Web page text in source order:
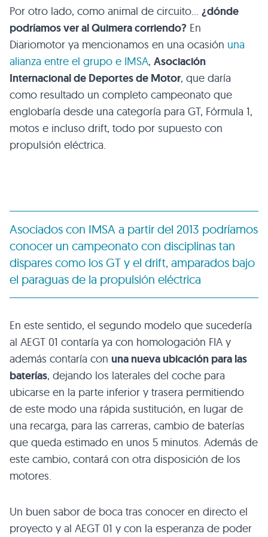
Por otro lado, como animal de circuito… ¿dónde
podríamos ver al Quimera corriendo? En
Diariomotor ya mencionamos en una ocasión una
alianza entre el grupo e IMSA, Asociación
Internacional de Deportes de Motor, que daría
como resultado un completo campeonato que
englobaría desde una categoría para GT, Fórmula 1,
motos e incluso drift, todo por supuesto con
propulsión eléctrica.
Asociados con IMSA a partir del 2013 podríamos
conocer un campeonato con disciplinas tan
dispares como los GT y el drift, amparados bajo
el paraguas de la propulsión eléctrica
En este sentido, el segundo modelo que sucedería
al AEGT 01 contaría ya con homologación FIA y
además contaría con una nueva ubicación para las
baterías, dejando los laterales del coche para
ubicarse en la parte inferior y trasera permitiendo
de este modo una rápida sustitución, en lugar de
una recarga, para las carreras, cambio de baterías
que queda estimado en unos 5 minutos. Además de
este cambio, contará con otra disposición de los
motores.
Un buen sabor de boca tras conocer en directo el
proyecto y al AEGT 01 y con la esperanza de poder